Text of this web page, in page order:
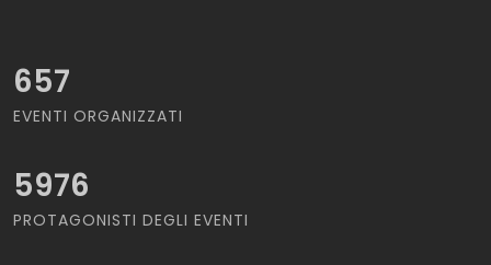
657
EVENTI ORGANIZZATI
5976
PROTAGONISTI DEGLI EVENTI